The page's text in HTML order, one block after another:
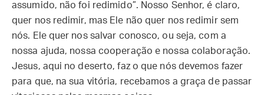
assumido, não foi redimido”. Nosso Senhor, é claro,
quer nos redimir, mas Ele não quer nos redimir sem
nós. Ele quer nos salvar conosco, ou seja, com a
nossa ajuda, nossa cooperação e nossa colaboração.
Jesus, aqui no deserto, faz o que nós devemos fazer
para que, na sua vitória, recebamos a graça de passar